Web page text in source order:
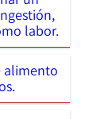
labor.
alimento